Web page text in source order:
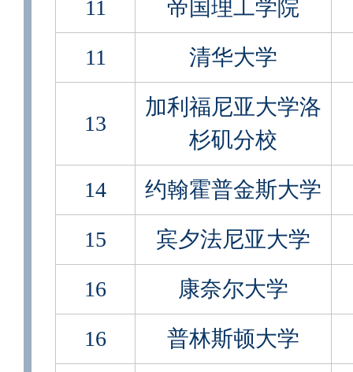
11 帝国理工学院
11 清华大学
13
加利福尼亚大学洛
杉矶分校
14 约翰霍普金斯大学
15 宾夕法尼亚大学
16 康奈尔大学
16 普林斯顿大学